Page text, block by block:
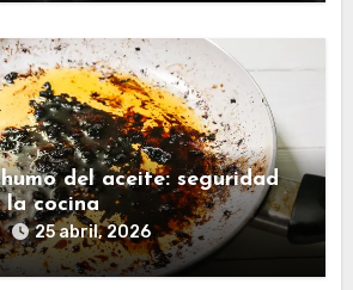
del aceite: seguridad
la cocina
25 abril, 2026